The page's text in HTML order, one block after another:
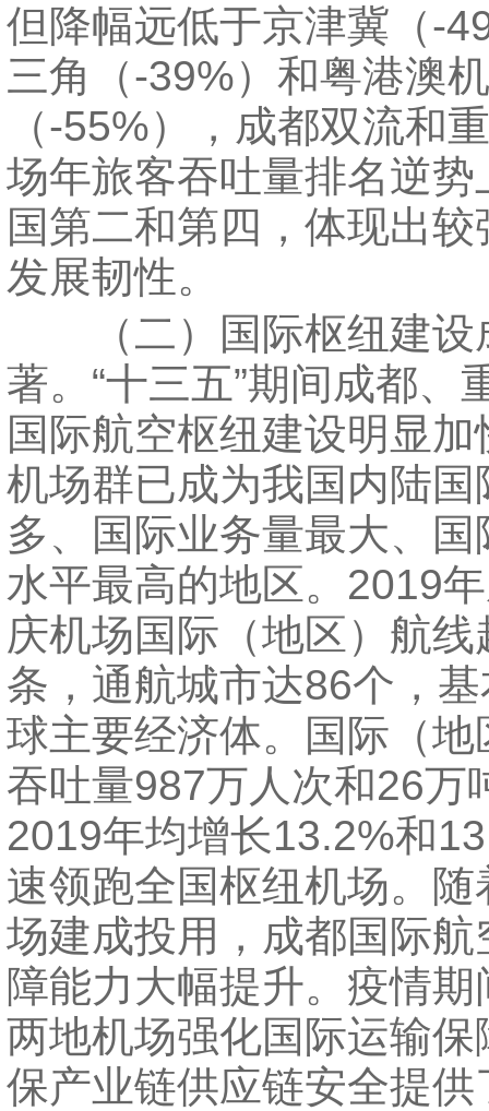
但降幅远低于京津冀（-
三角（-39%）和粤港澳
（-55%），成都双流和
场年旅客吞吐量排名逆势
国第二和第四，体现出较
发展韧性。
（二）国际枢纽建设
著。“十三五”期间成都、
国际航空枢纽建设明显
机场群已成为我国内陆国
多、国际业务量最大、国
水平最高的地区。2019
庆机场国际（地区）航线
条，通航城市达86个，
球主要经济体。国际（地
吞吐量987万人次和26万
2019年均增长13.2%和
速领跑全国枢纽机场。随
场建成投用，成都国际航
障能力大幅提升。疫情期
两地机场强化国际运输保
保产业链供应链安全提供